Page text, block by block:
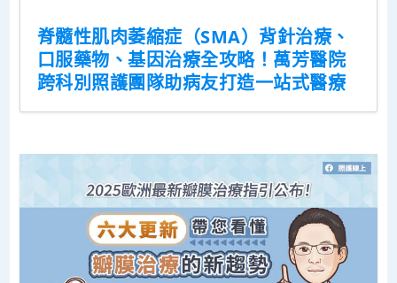
脊髓性肌肉萎縮症（SMA）背針治療、
口服藥物、基因治療全攻略！萬芳醫院
跨科別照護團隊助病友打造一站式醫療